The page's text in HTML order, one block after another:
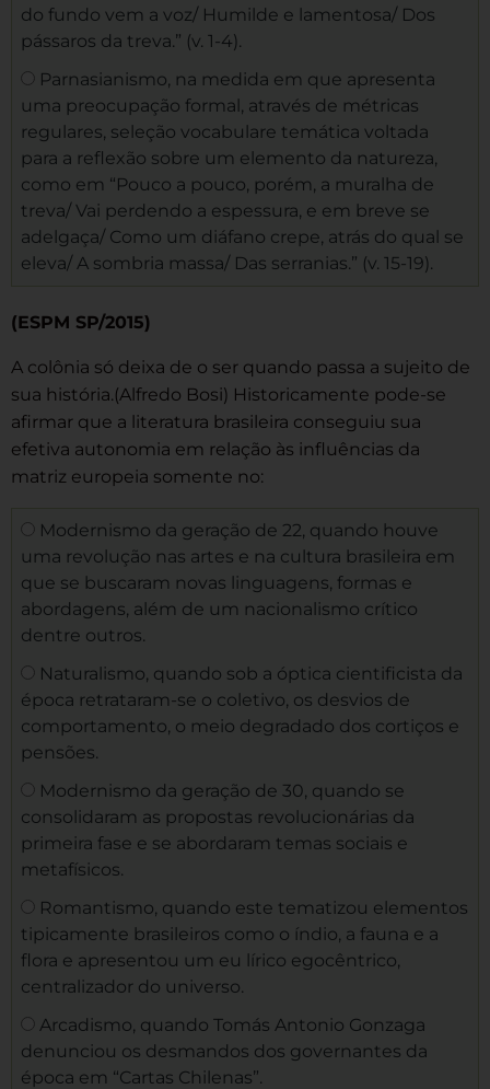
do fundo vem a voz/ Humilde e lamentosa/ Dos
pássaros da treva.” (v. 1-4).
Parnasianismo, na medida em que apresenta
uma preocupação formal, através de métricas
regulares, seleção vocabulare temática voltada
para a reflexão sobre um elemento da natureza,
como em “Pouco a pouco, porém, a muralha de
treva/ Vai perdendo a espessura, e em breve se
adelgaça/ Como um diáfano crepe, atrás do qual se
eleva/ A sombria massa/ Das serranias.” (v. 15-19).
(ESPM SP/2015)
A colônia só deixa de o ser quando passa a sujeito de
sua história.(Alfredo Bosi) Historicamente pode-se
afirmar que a literatura brasileira conseguiu sua
efetiva autonomia em relação às influências da
matriz europeia somente no:
Modernismo da geração de 22, quando houve
uma revolução nas artes e na cultura brasileira em
que se buscaram novas linguagens, formas e
abordagens, além de um nacionalismo crítico
dentre outros.
Naturalismo, quando sob a óptica cientificista da
época retrataram-se o coletivo, os desvios de
comportamento, o meio degradado dos cortiços e
pensões.
Modernismo da geração de 30, quando se
consolidaram as propostas revolucionárias da
primeira fase e se abordaram temas sociais e
metafísicos.
Romantismo, quando este tematizou elementos
tipicamente brasileiros como o índio, a fauna e a
flora e apresentou um eu lírico egocêntrico,
centralizador do universo.
Arcadismo, quando Tomás Antonio Gonzaga
denunciou os desmandos dos governantes da
época em “Cartas Chilenas”.